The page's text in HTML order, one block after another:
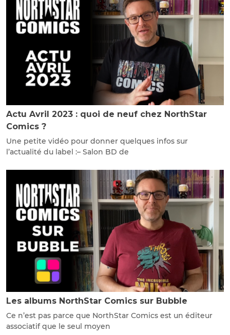
Actu Avril 2023 : quoi de neuf chez NorthStar
Comics ?
Une petite vidéo pour donner quelques infos sur
l’actualité du label :– Salon BD de
Les albums NorthStar Comics sur Bubble
Ce n’est pas parce que NorthStar Comics est un éditeur
associatif que le seul moyen